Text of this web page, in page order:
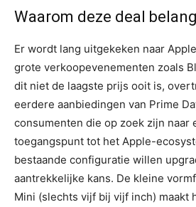
Waarom deze deal
Er wordt lang uitgekeken naar
grote verkoopevenementen zoals
dit niet de laagste prijs ooit is,
eerdere aanbiedingen van Prime
consumenten die op zoek zijn naar
toegangspunt tot het Apple-
bestaande configuratie willen
aantrekkelijke kans. De kleine
Mini (slechts vijf bij vijf inch) maakt